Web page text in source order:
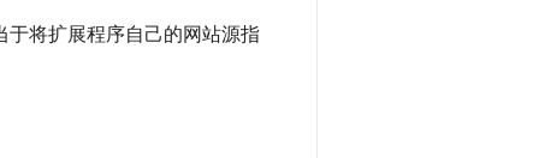
将扩展程序自己的网站源指